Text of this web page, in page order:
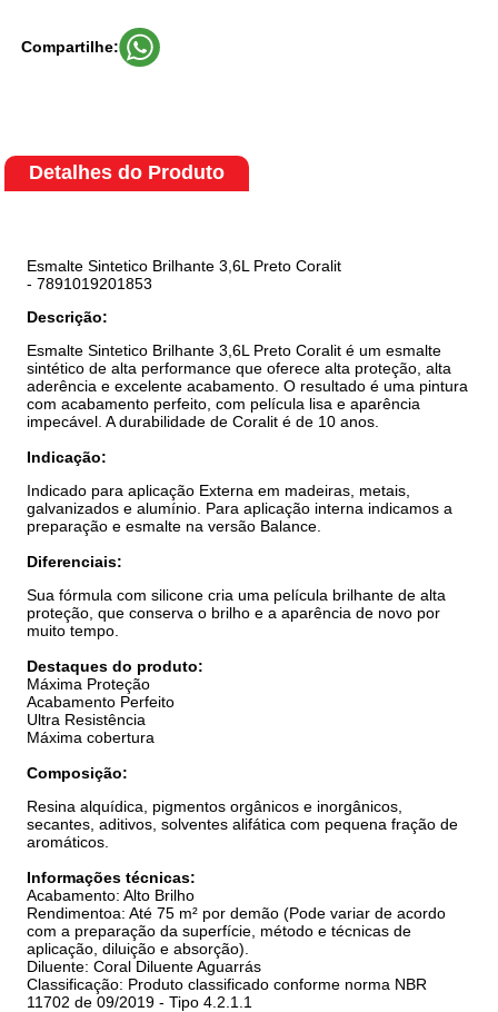
Compartilhe:
Detalhes do Produto
Esmalte Sintetico Brilhante 3,6L Preto Coralit
- 7891019201853
Descrição:
Esmalte Sintetico Brilhante 3,6L Preto Coralit é um esmalte
sintético de alta performance que oferece alta proteção, alta
aderência e excelente acabamento. O resultado é uma pintura
com acabamento perfeito, com película lisa e aparência
impecável. A durabilidade de Coralit é de 10 anos.
Indicação:
Indicado para aplicação Externa em madeiras, metais,
galvanizados e alumínio. Para aplicação interna indicamos a
preparação e esmalte na versão Balance.
Diferenciais:
Sua fórmula com silicone cria uma película brilhante de alta
proteção, que conserva o brilho e a aparência de novo por
muito tempo.
Destaques do produto:
Máxima Proteção
Acabamento Perfeito
Ultra Resistência
Máxima cobertura
Composição:
Resina alquídica, pigmentos orgânicos e inorgânicos,
secantes, aditivos, solventes alifática com pequena fração de
aromáticos.
Informações técnicas:
Acabamento: Alto Brilho
Rendimentoa: Até 75 m² por demão (Pode variar de acordo
com a preparação da superfície, método e técnicas de
aplicação, diluição e absorção).
Diluente: Coral Diluente Aguarrás
Classificação: Produto classificado conforme norma NBR
11702 de 09/2019 - Tipo 4.2.1.1